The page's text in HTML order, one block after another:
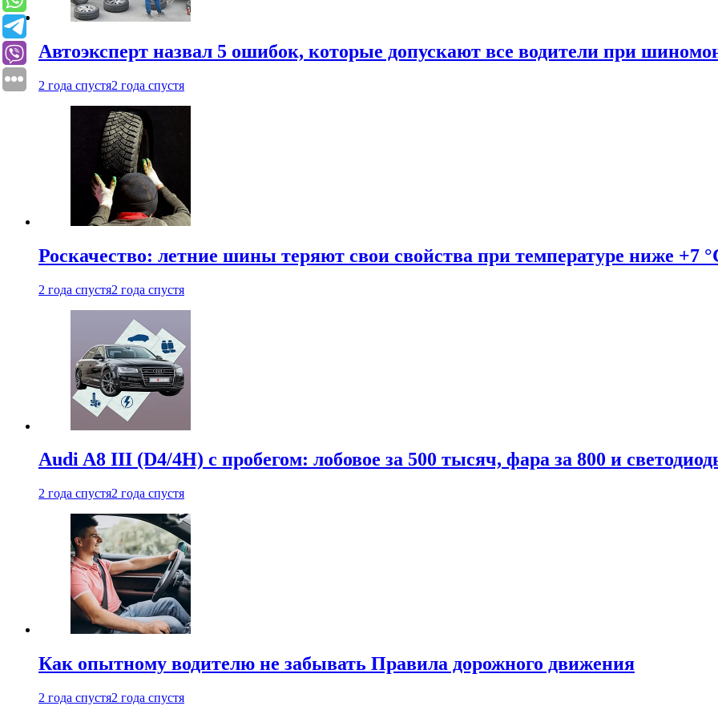
Автоэксперт назвал 5 ошибок, которые допускают все водители при
2 года спустя2 года спустя
Роскачество: летние шины теряют свои свойства при температуре ниже +7
2 года спустя2 года спустя
Audi A8 III (D4/4H) c пробегом: лобовое за 500 тысяч, фара за 800 и
2 года спустя2 года спустя
Как опытному водителю не забывать Правила дорожного движения
2 года спустя2 года спустя